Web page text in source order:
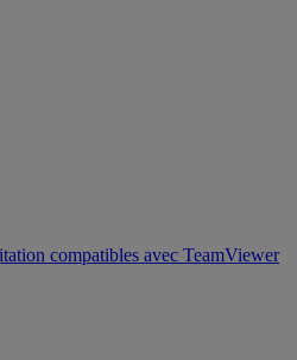
compatibles avec TeamViewer